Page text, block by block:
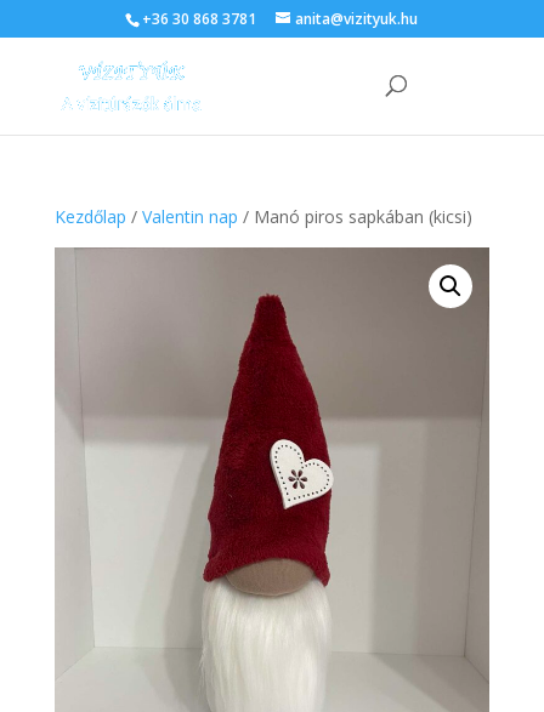
+36 30 868 3781 anita@vizityuk.hu
Kezdőlap / Valentin nap / Manó piros sapkában (kicsi)